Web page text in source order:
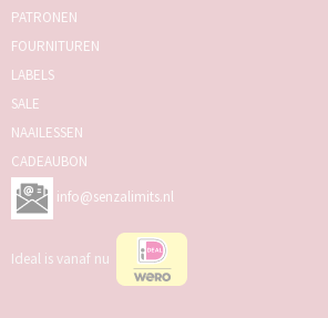
PATRONEN
FOURNITUREN
LABELS
SALE
NAAILESSEN
CADEAUBON
info@senzalimits.nl
Ideal is vanaf nu